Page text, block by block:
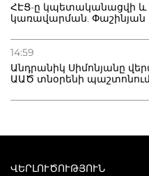
ՀԷՑ-ը կպետականացվի և
կառավարման. Փաշինյան
14:59
Անդրանիկ Սիմոնյանը
ԱԱԾ տնօրենի
ՎԵՐԼՈՒԾՈՒԹՅՈՒՆ